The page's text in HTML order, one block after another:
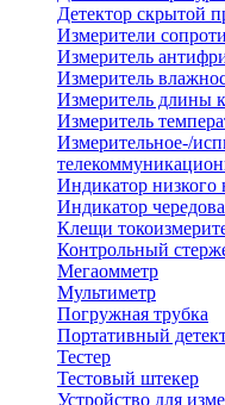
Детектор скрытой
Измерители
Измеритель
Измеритель
Измеритель длины
Измеритель
Измерительное-/
Индикатор низкого
Индикатор
Клещи
Контрольный
Мегаомметр
Мультиметр
Погружная трубка
Портативный
Тестер
Тестовый штекер
Устройство для